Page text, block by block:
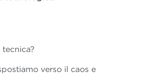
verso il caos e